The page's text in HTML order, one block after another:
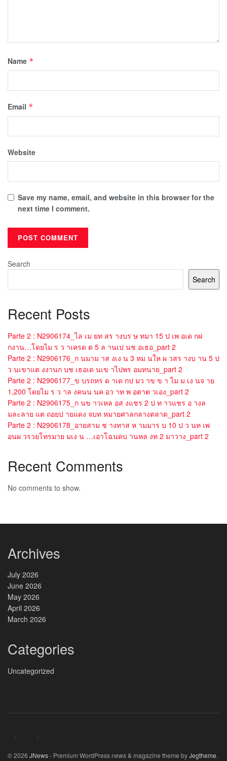
Name *
Email *
Website
Save my name, email, and website in this browser for the
next time I comment.
Search
Search
Recent Posts
Parte 2 : N2906174_ไล เม ยท สร างบร ษ ทมา 15 ป เพ อเด กฝ
กงาน…โดยไม ร ว าเครด ต 5 ล านเป นช อเธอ_part 2
Parte 2 : N2906176_ก นมาม าส งเง น 3 หม นให ผ วสร างบ าน 5 ป
ว นเขาแต งงานก บช เธอเด นเข าไปพร อมทนาย_part 2
Parte 2 : N2906177_ข บรถหร ด าเด กป มว าข ข า ไม ม เง นจ าย
1,200 โดยไม ร ว าล งคนน นค อว าท พ อตาต วเอง_part 2
Parte 2 : N2906175_ก นข าวเหล อส งแชร 2 ป ท าวแชร อ างล
มละลาย แต ถอยป ายแดง จบท หมายศาลกลางตลาด_part 2
Parte 2 : N2906178_อายสาม ช างทาส ห ามมาร บ 10 ป ว นท เพ
อนผ วรวยโทรมาย มเง น …เอาโฉนดบ านหล งท 2 มาวาง_part 2
Recent Comments
No comments to show.
Archives
July 2026
June 2026
May 2026
April 2026
March 2026
Categories
Uncategorized
© 2026 JNews- Premium WordPress news & magazine theme byJegtheme.